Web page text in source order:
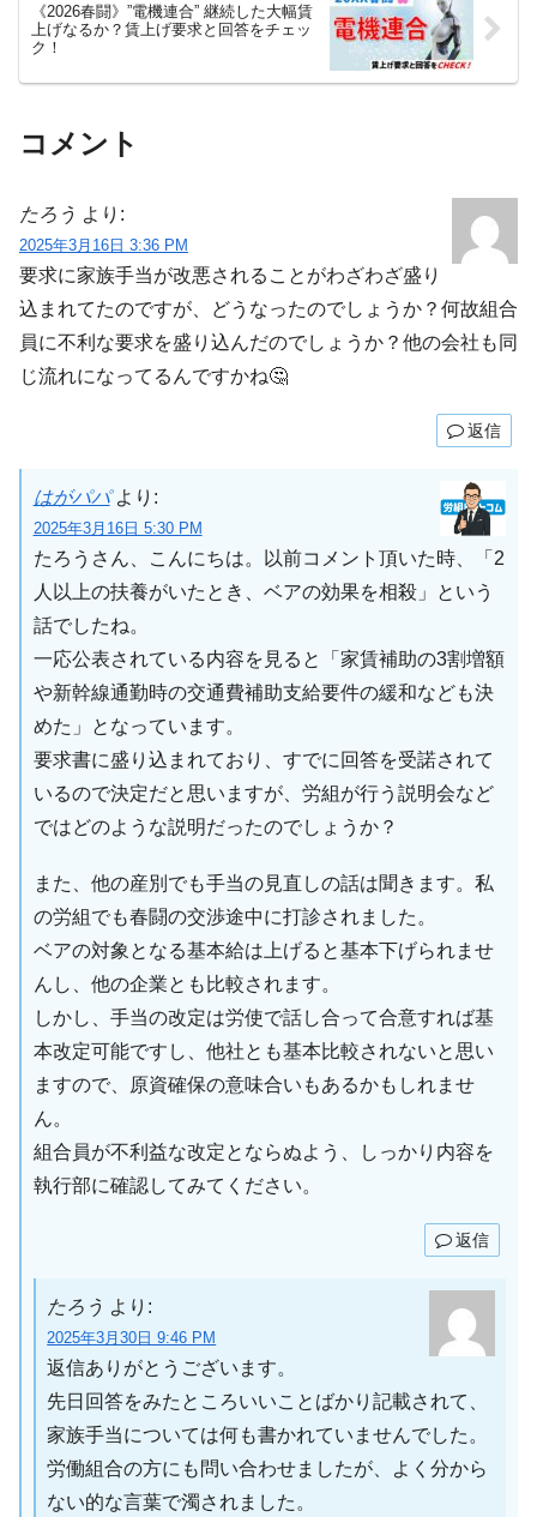
《2026春闘》”電機連合” 継続した大幅賃
上げなるか？賃上げ要求と回答をチェッ
ク！
コメント
たろう より:
2025年3月16日 3:36 PM
要求に家族手当が改悪されることがわざわざ盛り
込まれてたのですが、どうなったのでしょうか？何故組合
員に不利な要求を盛り込んだのでしょうか？他の会社も同
じ流れになってるんですかね🤔
返信
はがパパ より:
2025年3月16日 5:30 PM
たろうさん、こんにちは。以前コメント頂いた時、「2
人以上の扶養がいたとき、ベアの効果を相殺」という
話でしたね。
一応公表されている内容を見ると「家賃補助の3割増額
や新幹線通勤時の交通費補助支給要件の緩和なども決
めた」となっています。
要求書に盛り込まれており、すでに回答を受諾されて
いるので決定だと思いますが、労組が行う説明会など
ではどのような説明だったのでしょうか？
また、他の産別でも手当の見直しの話は聞きます。私
の労組でも春闘の交渉途中に打診されました。
ベアの対象となる基本給は上げると基本下げられませ
んし、他の企業とも比較されます。
しかし、手当の改定は労使で話し合って合意すれば基
本改定可能ですし、他社とも基本比較されないと思い
ますので、原資確保の意味合いもあるかもしれませ
ん。
組合員が不利益な改定とならぬよう、しっかり内容を
執行部に確認してみてください。
返信
たろう より:
2025年3月30日 9:46 PM
返信ありがとうございます。
先日回答をみたところいいことばかり記載されて、
家族手当については何も書かれていませんでした。
労働組合の方にも問い合わせましたが、よく分から
ない的な言葉で濁されました。